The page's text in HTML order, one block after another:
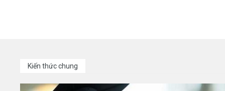
Kiến thức chung